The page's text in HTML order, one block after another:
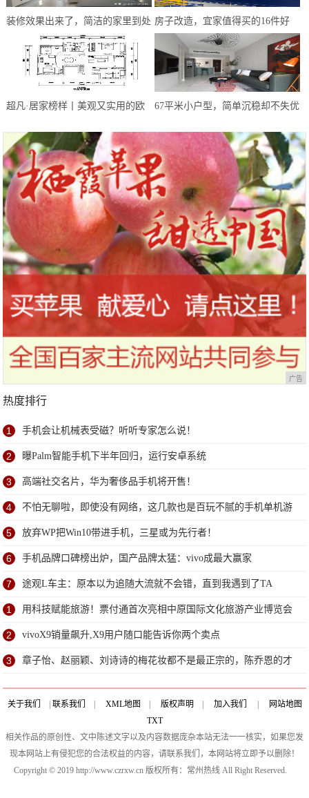
装修效果出来了，简洁的家里到处
闪着光，这才是我心目中的家
房子改造，宜家值得买的16件好
物，不超百元
超凡·居家榜样丨美观又实用的欧
67平米小户型，简单沉稳却不失优
广告
热度排行
1 手机会让机械表受磁？听听专家怎么说！
2 曝Palm智能手机下半年回归，运行安卓系统
3 高端社交名片，华为奢侈品手机将开售！
4 不怕无聊啦，即使没有网络，这几款也是百玩不腻的手机单机游
戏
5 放弃WP把Win10带进手机，三星或为先行者！
6 手机品牌口碑榜出炉，国产品牌太猛：vivo成最大赢家
7 途观L车主：原本以为追随大流就不会错，直到我遇到了TA
1 用科技赋能旅游！票付通首次亮相中原国际文化旅游产业博览会
2 vivoX9销量飙升,X9用户随口能告诉你两个卖点
3 章子怡、赵丽颖、刘诗诗的梅花妆都不是最正宗的，陈乔恩的才
是
关于我们 联系我们 XML地图 版权声明 加入我们
网站地图
TXT
相关作品的原创性、文中陈述文字以及内容数据庞杂本站无法一一核实，如果您发
现本网站上有侵犯您的合法权益的内容，请联系我们，本网站将立即予以删除！
Copyright © 2019 http://www.czrxw.cn 版权所有：常州热线 All Right Reserved.